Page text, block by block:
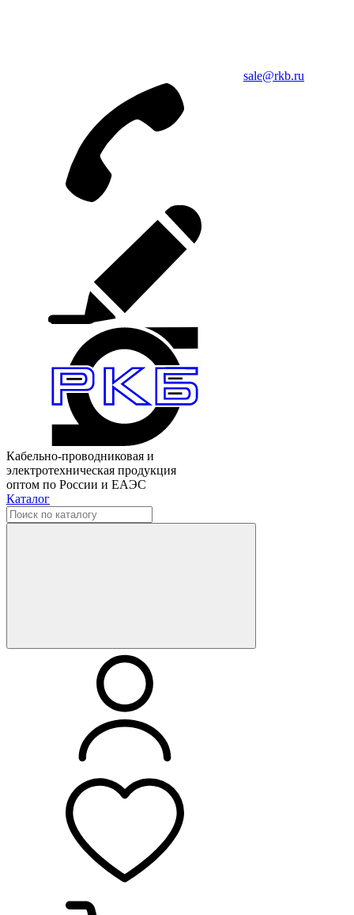
sale@rkb.ru
Кабельно-проводниковая и
электротехническая продукция
оптом по России и ЕАЭС
Каталог